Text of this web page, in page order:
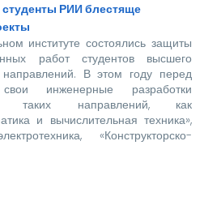
РИИ блестяще
институте состоялись защиты
работ студентов высшего
В этом году перед
инженерные разработки
таких направлений, как
и вычислительная техника»,
«Конструкторско-
машиностроительных